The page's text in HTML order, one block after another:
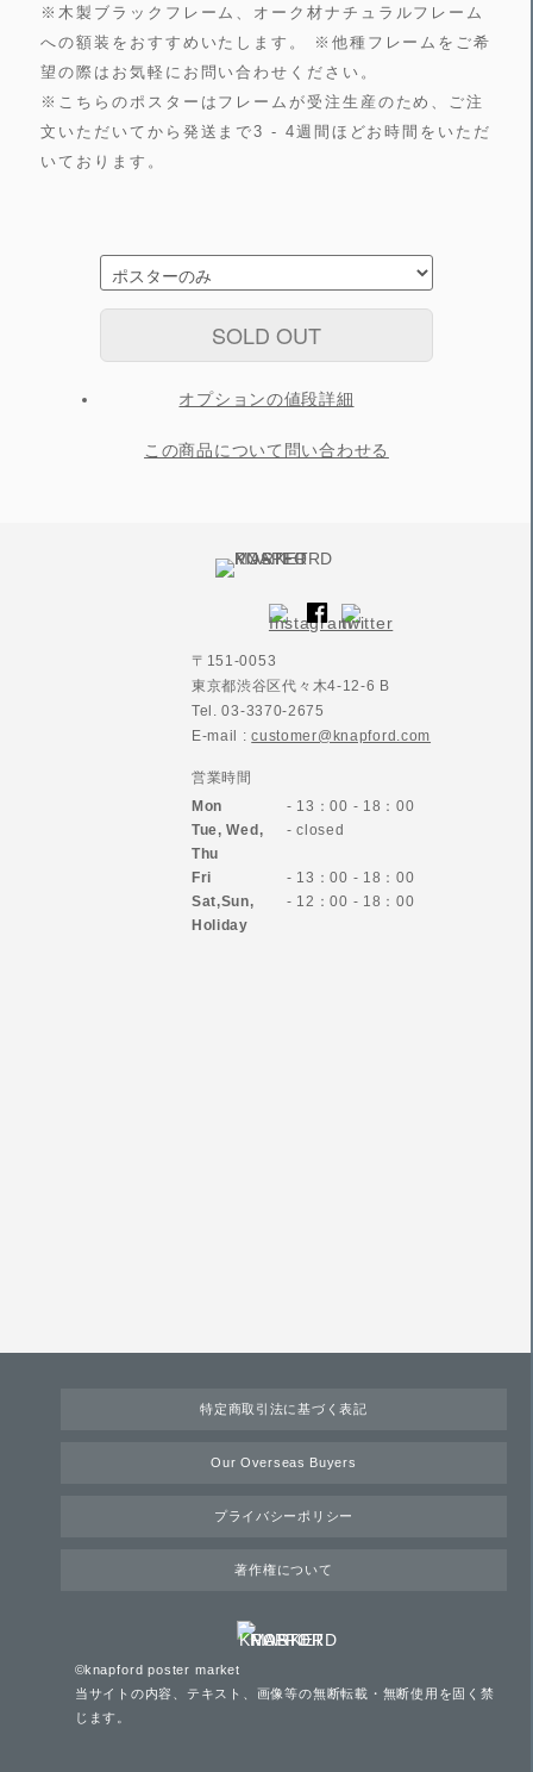
※木製ブラックフレーム、オーク材ナチュラルフレーム
への額装をおすすめいたします。 ※他種フレームをご希
望の際はお気軽にお問い合わせください。
※こちらのポスターはフレームが受注生産のため、ご注
文いただいてから発送まで3 - 4週間ほどお時間をいただ
いております。
SOLD OUT
オプションの値段詳細
この商品について問い合わせる
〒151-0053
東京都渋谷区代々木4-12-6 B
Tel. 03-3370-2675
E-mail :customer@knapford.com
営業時間
Mon
- 13：00 - 18：00
Tue, Wed,
Thu
- closed
Fri
- 13：00 - 18：00
Sat,Sun,
Holiday
- 12：00 - 18：00
特定商取引法に基づく表記
Our Overseas Buyers
プライバシーポリシー
著作権について
©knapford poster market
当サイトの内容、テキスト、画像等の無断転載・無断使用を固く禁
じます。